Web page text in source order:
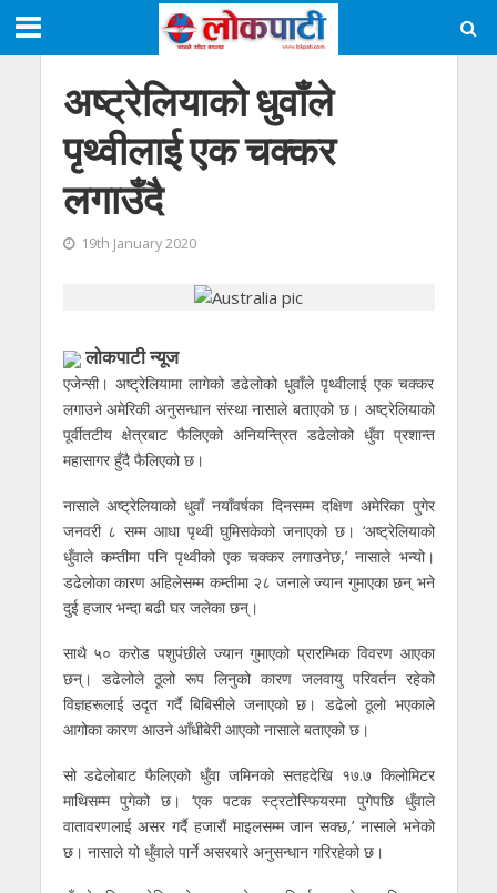
अष्ट्रेलियाको धुवाँले
पृथ्वीलाई एक चक्कर
लगाउँदै
19th January 2020
लाेकपाटी न्यूज
एजेन्सी। अष्ट्रेलियामा लागेको डढेलोको धुवाँले पृथ्वीलाई एक चक्कर
लगाउने अमेरिकी अनुसन्धान संस्था नासाले बताएको छ। अष्ट्रेलियाको
पूर्वीतटीय क्षेत्रबाट फैलिएको अनियन्त्रित डढेलोको धुँवा प्रशान्त
महासागर हुँदै फैलिएको छ।
नासाले अष्ट्रेलियाको धुवाँ नयाँवर्षका दिनसम्म दक्षिण अमेरिका पुगेर
जनवरी ८ सम्म आधा पृथ्वी घुमिसकेको जनाएको छ। ‘अष्ट्रेलियाको
धुँवाले कम्तीमा पनि पृथ्वीको एक चक्कर लगाउनेछ,’ नासाले भन्यो।
डढेलोका कारण अहिलेसम्म कम्तीमा २८ जनाले ज्यान गुमाएका छन् भने
दुई हजार भन्दा बढी घर जलेका छन्।
साथै ५० करोड पशुपंछीले ज्यान गुमाएको प्रारम्भिक विवरण आएका
छन्। डढेलोले ठूलो रूप लिनुको कारण जलवायु परिवर्तन रहेको
विज्ञहरूलाई उदृत गर्दै बिबिसीले जनाएको छ। डढेलो ठूलो भएकाले
आगोका कारण आउने आँधीबेरी आएको नासाले बताएको छ।
सो डढेलोबाट फैलिएको धुँवा जमिनको सतहदेखि १७.७ किलोमिटर
माथिसम्म पुगेको छ। ‘एक पटक स्ट्रटोस्फियरमा पुगेपछि धुँवाले
वातावरणलाई असर गर्दै हजारौं माइलसम्म जान सक्छ,’ नासाले भनेको
छ। नासाले यो धुँवाले पार्ने असरबारे अनुसन्धान गरिरहेको छ।